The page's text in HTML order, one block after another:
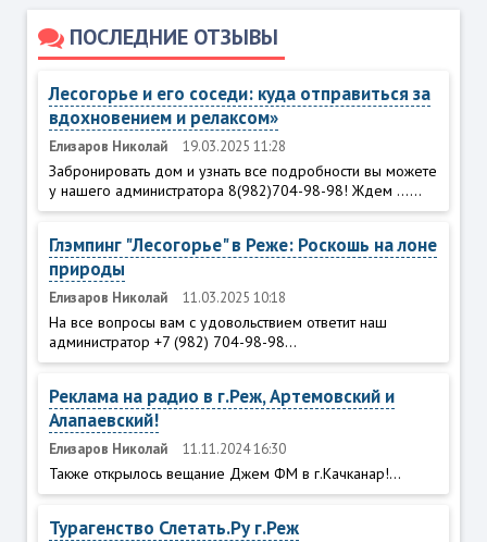
ПОСЛЕДНИЕ ОТЗЫВЫ
Лесогорье и его соседи: куда отправиться за
вдохновением и релаксом»
Елизаров Николай 19.03.2025 11:28
Забронировать дом и узнать все подробности вы можете
у нашего администратора 8(982)704-98-98! Ждем ......
Глэмпинг "Лесогорье" в Реже: Роскошь на лоне
природы
Елизаров Николай 11.03.2025 10:18
На все вопросы вам с удовольствием ответит наш
администратор +7 (982) 704-98-98...
Реклама на радио в г.Реж, Артемовский и
Алапаевский!
Елизаров Николай 11.11.2024 16:30
Также открылось вещание Джем ФМ в г.Качканар!...
Турагенство Слетать.Ру г.Реж